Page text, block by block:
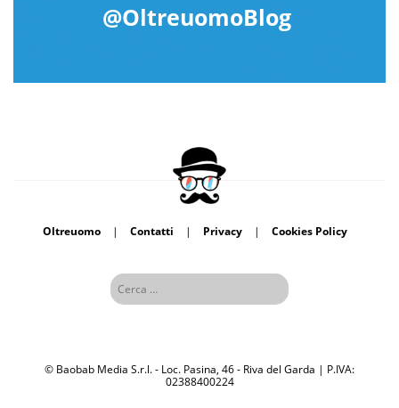
@OltreuomoBlog
Oltreuomo | Contatti | Privacy | Cookies Policy
© Baobab Media S.r.l. - Loc. Pasina, 46 - Riva del Garda | P.IVA:
02388400224